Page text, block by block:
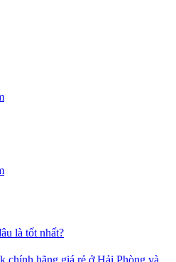
là tốt nhất?
chính hãng giá rẻ ở Hải Phòng và